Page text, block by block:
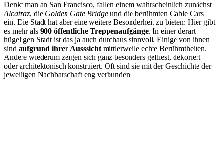
Denkt man an San Francisco, fallen einem wahrscheinlich zunächst
Alcatraz, die Golden Gate Bridge und die berühmten Cable Cars
ein. Die Stadt hat aber eine weitere Besonderheit zu bieten: Hier gibt
es mehr als 900 öffentliche Treppenaufgänge. In einer derart
hügeligen Stadt ist das ja auch durchaus sinnvoll. Einige von ihnen
sind aufgrund ihrer Ausssicht mittlerweile echte Berühmtheiten.
Andere wiederum zeigen sich ganz besonders gefliest, dekoriert
oder architektonisch konstruiert. Oft sind sie mit der Geschichte der
jeweiligen Nachbarschaft eng verbunden.